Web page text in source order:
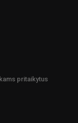
pritaikytus